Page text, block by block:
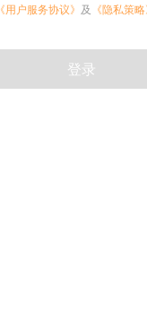
《用户服务协议》 及 《隐私策略
登录